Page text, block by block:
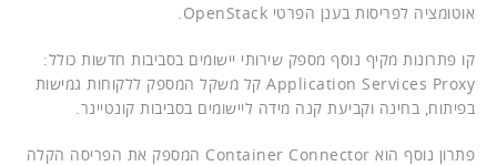
אוטומציה לפריסות בענן הפרטי OpenStack.
קו פתרונות מקיף נוסף מספק שירותי יישומים בסביבות חדשות כולל:
Application Services Proxy קל משקל המספק ללקוחות גמישות
בפיתוח, בחינה וקביעת קנה מידה ליישומים בסביבות קונטיינר.
פתרון נוסף הוא Container Connector המספק את הפריסה הקלה